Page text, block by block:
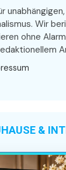
unabhängigen,
Wir
ohne
&